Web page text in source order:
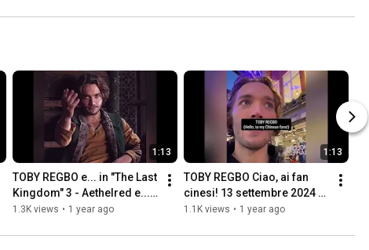
1:13
TOBY REGBO e... in "The Last
Kingdom" 3 - Aethelred e...
(Anche... Aethelred a volte
1.3K views • 1 year ago
1:13
TOBY REGBO Ciao, ai fan
cinesi! 13 settembre 2024
CHOOSE LOVE - Londra
1.1K views • 1 year ago